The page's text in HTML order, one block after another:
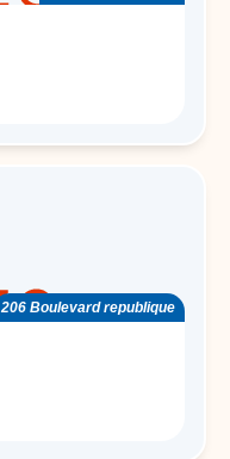
206 Boulevard republique